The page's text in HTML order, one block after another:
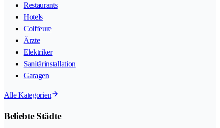
Restaurants
Hotels
Coiffeure
Ärzte
Elektriker
Sanitärinstallation
Garagen
Alle Kategorien
Beliebte Städte